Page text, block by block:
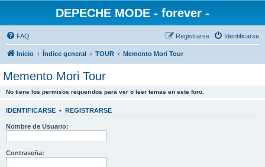
DEPECHE MODE - forever -
FAQ Identificarse
Registrarse
Inicio Índice general TOUR Memento Mori Tour
Memento Mori Tour
No tiene los permisos requeridos para ver o leer temas en este foro.
IDENTIFICARSE • REGISTRARSE
Nombre de Usuario:
Contraseña: